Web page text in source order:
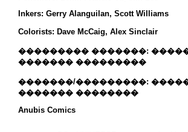
Inkers: Gerry Alanguilan, Scott Williams
Colorists: Dave McCaig, Alex Sinclair
��������� �������:
������� ���������
�������/���������:
������� ��������
Anubis Comics